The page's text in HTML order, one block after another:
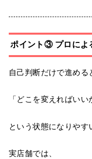
ポイント③ プロによ
自己判断だけで進める
「どこを変えればいい
という状態になりやす
実店舗では、